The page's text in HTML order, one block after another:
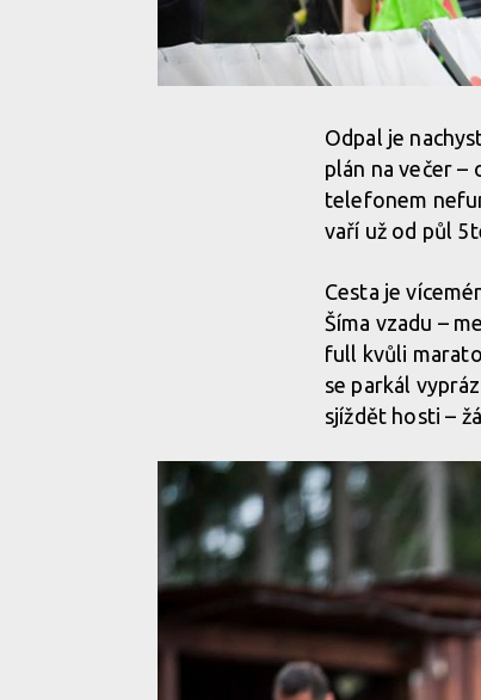
Odpal je
plán na večer –
telefonem
vaří už od půl
Cesta je
Šíma vzadu –
full kvůli
se parkál
sjíždět hosti –